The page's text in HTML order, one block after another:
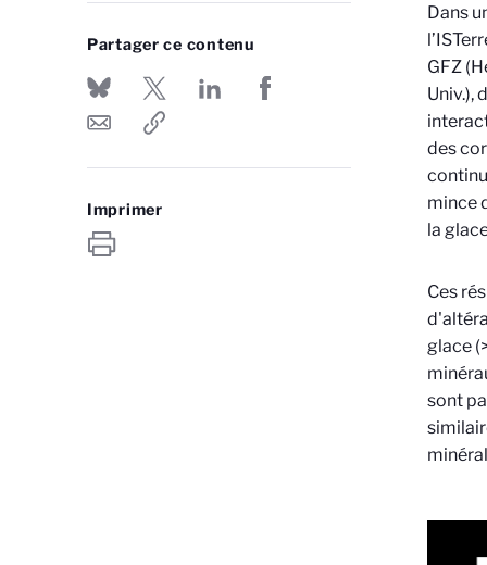
Partager ce contenu
Imprimer
Dans
GFZ
Univ.),
des
mince
la
Ces
glace
sont